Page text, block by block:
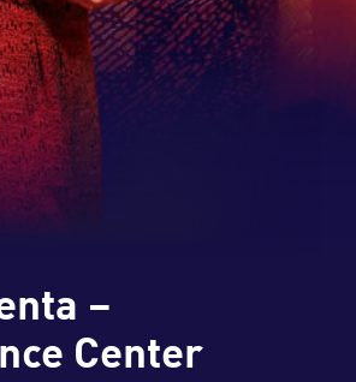
–
Center